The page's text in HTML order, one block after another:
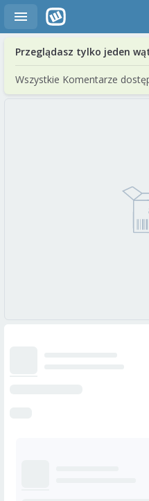
Przeglądasz tylko jeden
Wszystkie Komentarze